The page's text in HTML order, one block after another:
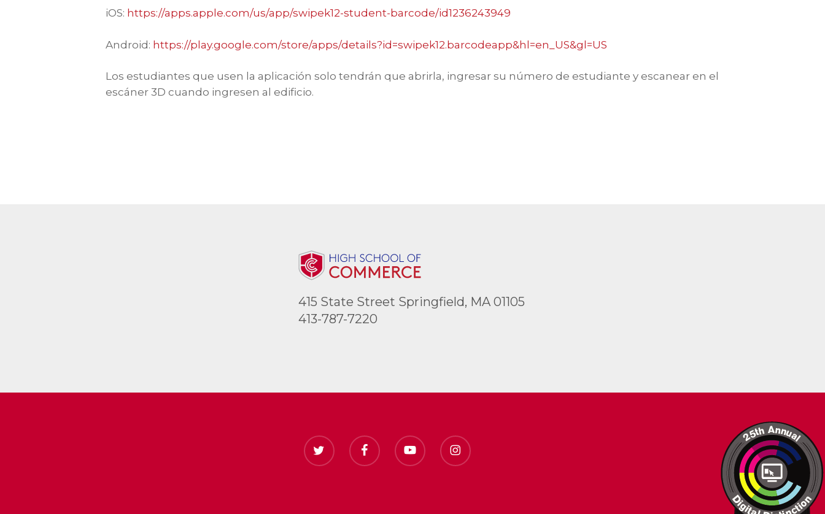
iOS: https://apps.apple.com/us/app/swipek12-student-barcode/id1236243949
Android: https://play.google.com/store/apps/details?id=swipek12.barcodeapp&hl=en_US&gl=US
Los estudiantes que usen la aplicación solo tendrán que abrirla, ingresar su número de estudiante y escanear en el
escáner 3D cuando ingresen al edificio.
415 State Street Springfield, MA 01105
413-787-7220